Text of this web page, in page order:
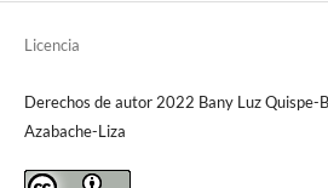
Licencia
Derechos de autor 2022 Bany Luz Quispe-
Azabache-Liza